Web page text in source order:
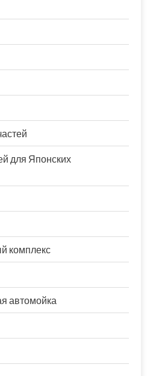
для Японских
комплекс
автомойка